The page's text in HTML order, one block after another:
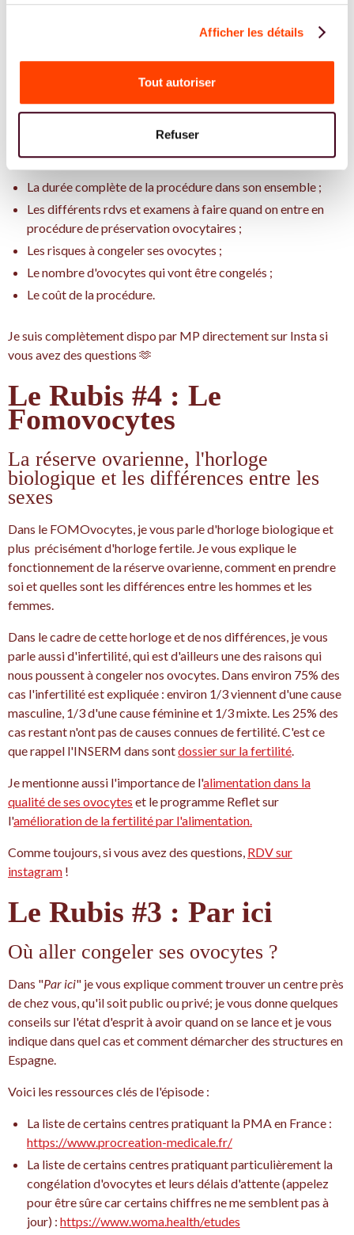
Afficher les détails
Tout autoriser
Refuser
Dans cet épisode, pas de statistiques particuliers hormis ceux
Premier rendez-vousest plein d'espoir et c'est ce que vous allez
Vous allez apprendre en détail comment se passe la procédure
de congélation ovocytaire en France et au global. Je vous parle
de :
La durée complète de la procédure dans son ensemble ;
Les différents rdvs et examens à faire quand on entre en
procédure de préservation ovocytaires ;
Les risques à congeler ses ovocytes ;
Le nombre d'ovocytes qui vont être congelés ;
Le coût de la procédure.
Je suis complètement dispo par MP directement sur Insta si
vous avez des questions 🫶
Le Rubis #4 : Le
Fomovocytes
La réserve ovarienne, l'horloge
biologique et les différences entre les
sexes
Dans le FOMOvocytes, je vous parle d'horloge biologique et
plus précisément d'horloge fertile. Je vous explique le
fonctionnement de la réserve ovarienne, comment en prendre
soi et quelles sont les différences entre les hommes et les
femmes.
Dans le cadre de cette horloge et de nos différences, je vous
parle aussi d'infertilité, qui est d'ailleurs une des raisons qui
nous poussent à congeler nos ovocytes. Dans environ 75% des
cas l'infertilité est expliquée : environ 1/3 viennent d'une cause
masculine, 1/3 d'une cause féminine et 1/3 mixte. Les 25% des
cas restant n'ont pas de causes connues de fertilité. C'est ce
que rappel l'INSERM dans sontdossier sur la fertilité.
Je mentionne aussi l'importance de l'alimentation dans la
qualité de ses ovocytes et le programme Reflet sur
l'amélioration de la fertilité par l'alimentation.
Comme toujours, si vous avez des questions, RDV sur
instagram !
Le Rubis #3 : Par ici
Où aller congeler ses ovocytes ?
Dans "Par ici" je vous explique comment trouver un centre près
de chez vous, qu'il soit public ou privé; je vous donne quelques
conseils sur l'état d'esprit à avoir quand on se lance et je vous
indique dans quel cas et comment démarcher des structures en
Espagne.
Voici les ressources clés de l'épisode :
La liste de certains centres pratiquant la PMA en France :
https://www.procreation-medicale.fr/
La liste de certains centres pratiquant particulièrement la
congélation d'ovocytes et leurs délais d'attente (appelez
pour être sûre car certains chiffres ne me semblent pas à
jour) : https://www.woma.health/etudes